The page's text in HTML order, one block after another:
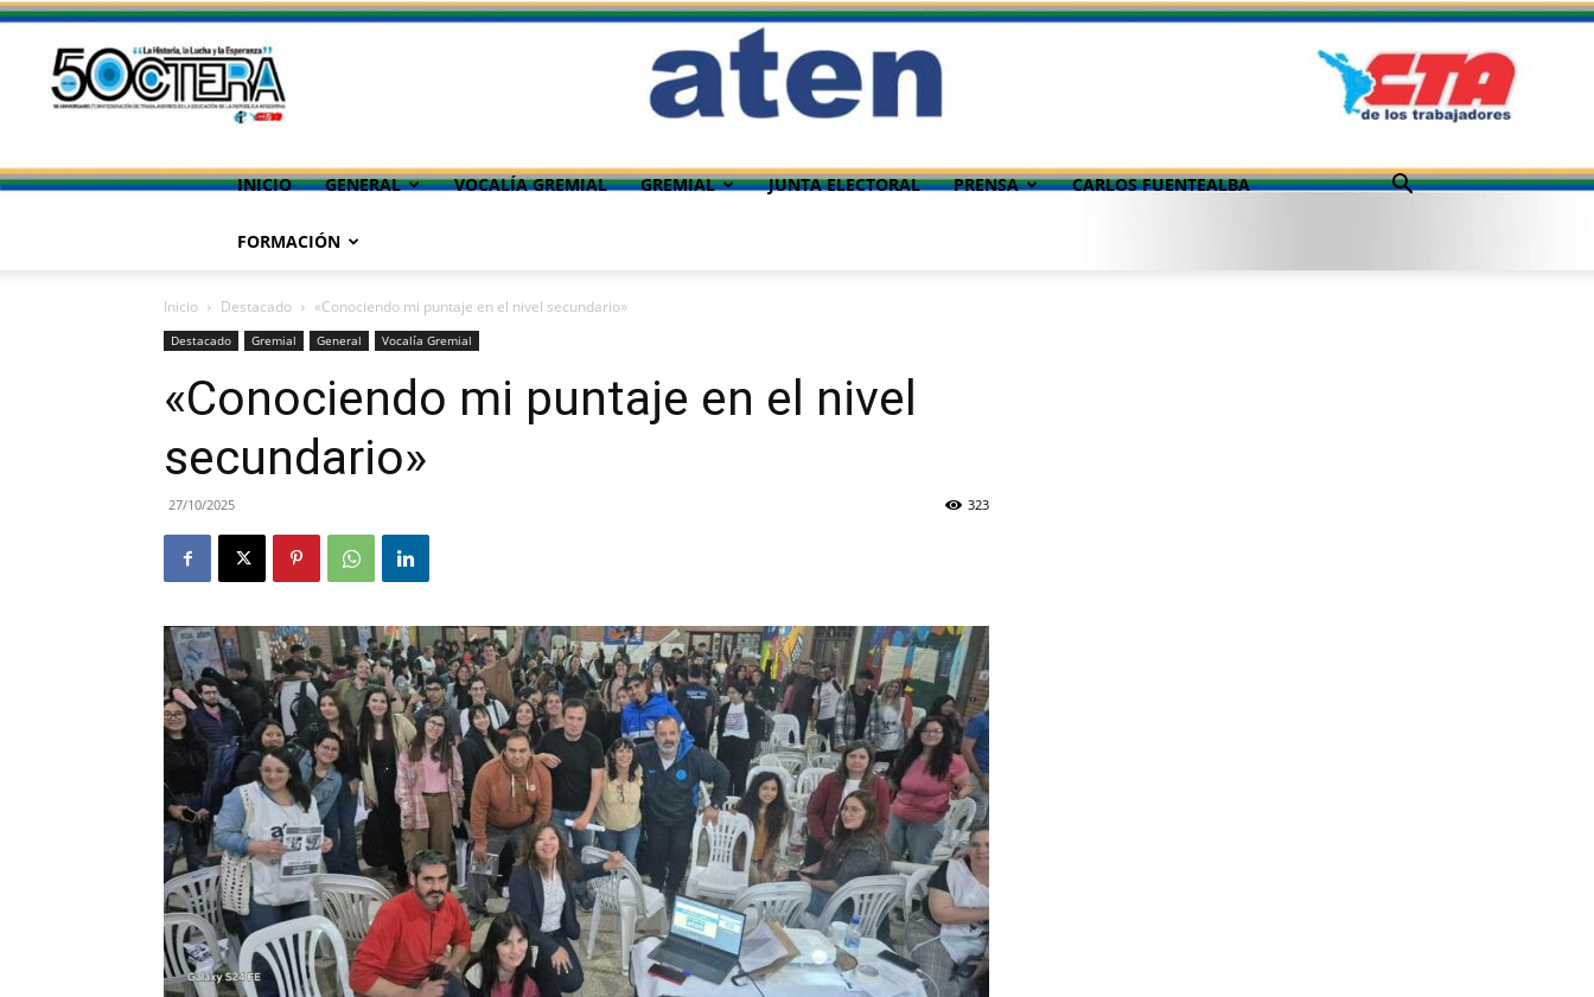
INICIO GENERAL VOCALÍA GREMIAL GREMIAL JUNTA ELECTORAL PRENSA CARLOS FUENTEALBA
FORMACIÓN
Inicio Destacado «Conociendo mi puntaje en el nivel secundario»
Destacado Gremial General Vocalía Gremial
«Conociendo mi puntaje en el nivel
secundario»
27/10/2025 323